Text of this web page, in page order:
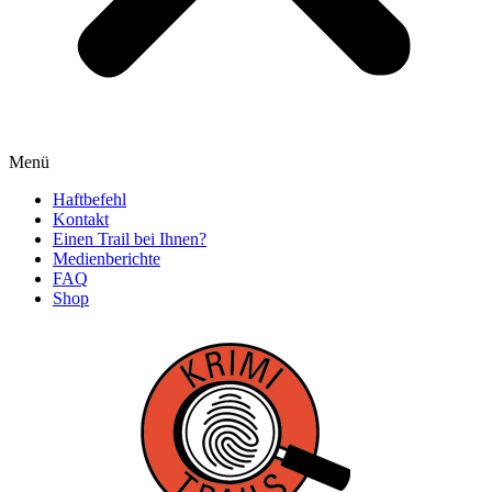
Menü
Haftbefehl
Kontakt
Einen Trail bei Ihnen?
Medienberichte
FAQ
Shop